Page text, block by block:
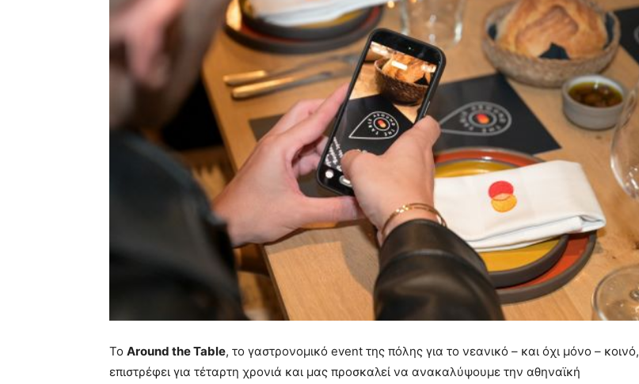
Το Around the Table, το γαστρονομικό event της πόλης για το νεανικό – και όχι μόνο – κοινό,
επιστρέφει για τέταρτη χρονιά και μας προσκαλεί να ανακαλύψουμε την αθηναϊκή